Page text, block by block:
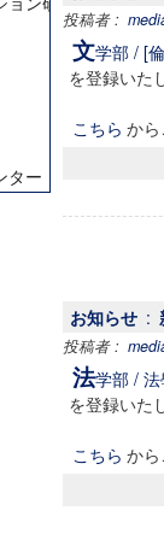
ター
プログラム市民
プログラム「超成
投稿者 :
文学部 / [
を登録いた
こちら から
お知らせ :
投稿者 :
法学部 /
を登録いた
こちら から